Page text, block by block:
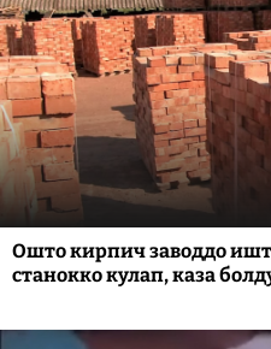
Ошто кирпич заводдо
станокко кулап, каза